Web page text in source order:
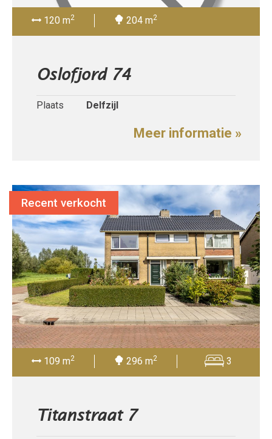
120 m2 204 m2
Oslofjord 74
Plaats Delfzijl
Meer informatie »
109 m2 296 m2 3
Titanstraat 7
Recent verkocht